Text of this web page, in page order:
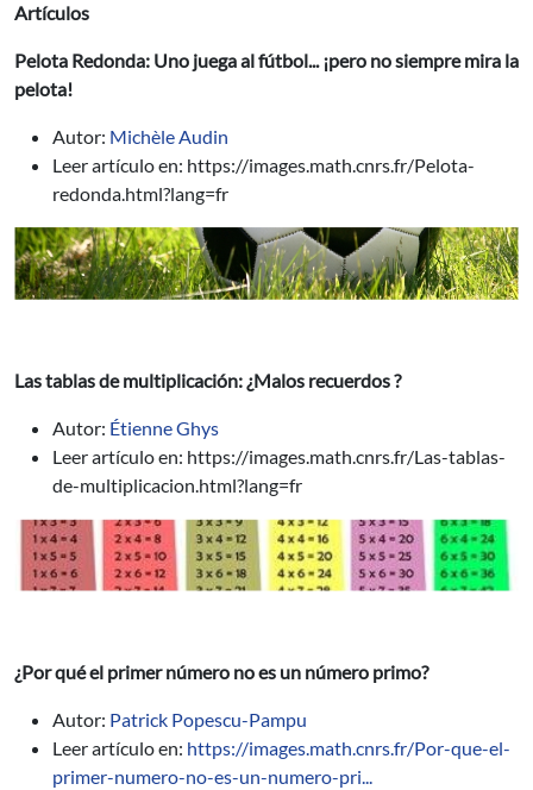
Artículos
Pelota Redonda: Uno juega al fútbol... ¡pero no siempre mira la
pelota!
Autor: Michèle Audin
Leer artículo en: https://images.math.cnrs.fr/Pelota-
redonda.html?lang=fr
Las tablas de multiplicación: ¿Malos recuerdos ?
Autor: Étienne Ghys
Leer artículo en: https://images.math.cnrs.fr/Las-tablas-
de-multiplicacion.html?lang=fr
¿Por qué el primer número no es un número primo?
Autor: Patrick Popescu-Pampu
Leer artículo en: https://images.math.cnrs.fr/Por-que-el-
primer-numero-no-es-un-numero-pri...